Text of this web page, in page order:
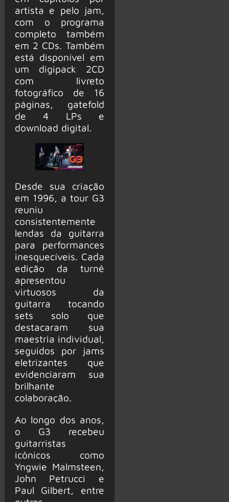
artista e pelo jam,
com o programa
completo também
em 2 CDs. Também
está disponível em
um digipack 2CD
com livreto
fotográfico de 16
páginas, gatefold
de 4 LPs e
download digital.
Desde sua criação
em 1996, a tour G3
reuniu
consistentemente
lendas da guitarra
para performances
inesquecíveis. Cada
edição da turnê
apresentou
virtuosos da
guitarra tocando
sets solo que
destacaram sua
maestria individual,
seguidos por jams
eletrizantes que
evidenciaram sua
brilhante
colaboração.
Ao longo dos anos,
o G3 recebeu
guitarristas
icônicos como
Yngwie Malmsteen,
John Petrucci e
Paul Gilbert, entre